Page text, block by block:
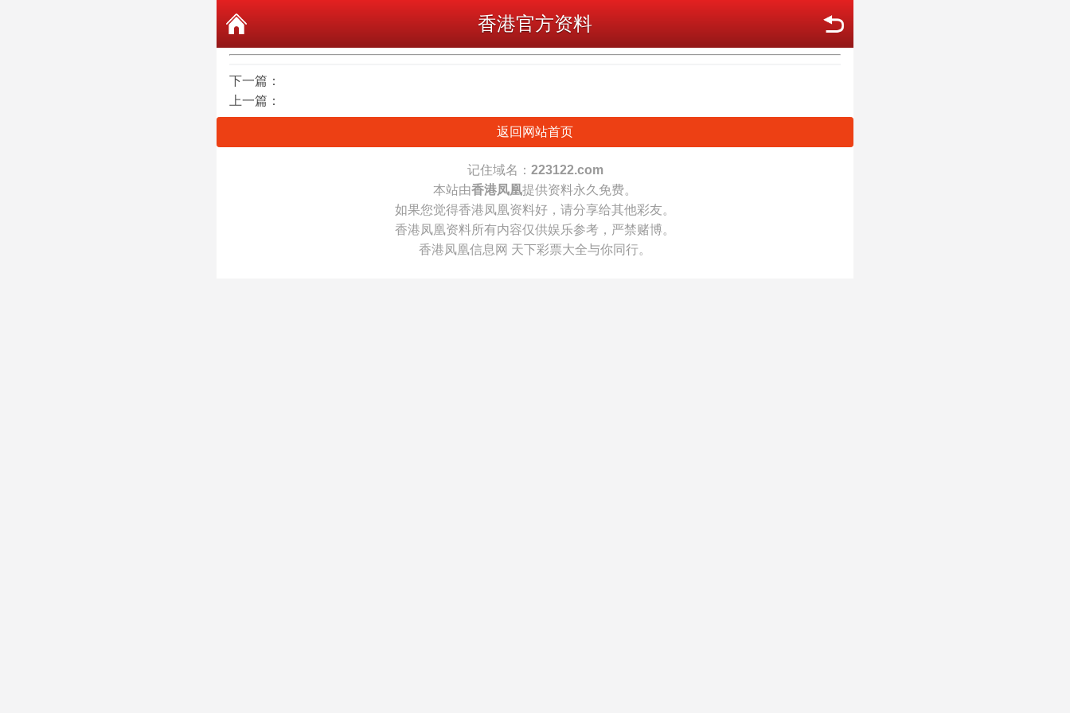
香港官方资料
下一篇：
上一篇：
返回网站首页
记住域名： 223122.com
本站由香港凤凰提供资料永久免费。
如果您觉得香港凤凰资料好，请分享给其他彩友。
香港凤凰资料所有内容仅供娱乐参考，严禁赌博。
香港凤凰信息网 天下彩票大全与你同行。